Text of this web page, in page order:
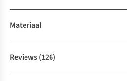
Materiaal
Reviews(126)